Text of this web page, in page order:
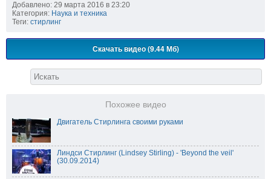
Добавлено: 29 марта 2016 в 23:20
Категория: Наука и техника
Теги: стирлинг
Скачать видео (9.44 Мб)
Похожее видео
Двигатель Стирлинга своими руками
Линдси Стирлинг (Lindsey Stirling) - 'Beyond the veil'
(30.09.2014)